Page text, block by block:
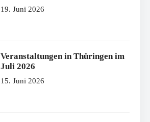
19. Juni 2026
Veranstaltungen in Thüringen im
Juli 2026
15. Juni 2026